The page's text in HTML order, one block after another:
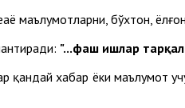
маълумотларни, бўхтон,
"...фаҳш ишлар
қандай хабар ёки маълумот